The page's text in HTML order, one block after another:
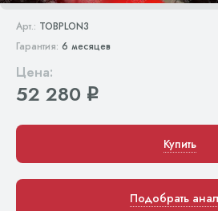
Арт.: TOBPLON3
Гарантия: 6 месяцев
Цена:
52 280 q
Купить
Подобрать